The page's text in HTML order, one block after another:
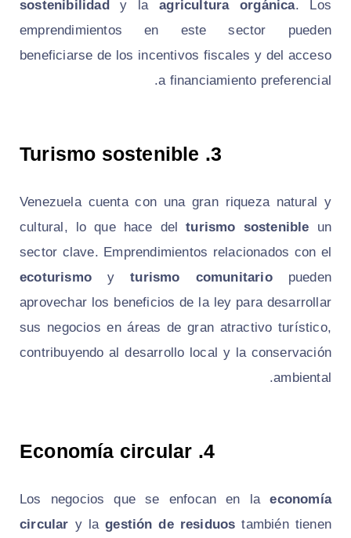
sostenibilidady laagricultura orgánica. Los
emprendimientos en este sector pueden
beneficiarse de los incentivos fiscales y del acceso
a financiamiento preferencial.
3.
Turismo sostenible
Venezuela cuenta con una gran riqueza natural y
cultural, lo que hace delturismo sostenible un
sector clave. Emprendimientos relacionados con el
ecoturismo yturismo comunitariopueden
aprovechar los beneficios de la ley para desarrollar
sus negocios en áreas de gran atractivo turístico,
contribuyendo al desarrollo local y la conservación
ambiental.
4.
Economía circular
Los negocios que se enfocan en laeconomía
circular y lagestión de residuos también tienen